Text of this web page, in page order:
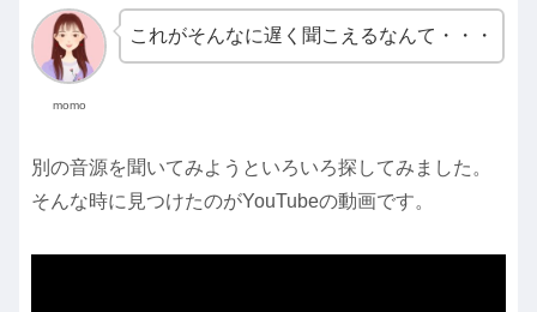
momo
これがそんなに遅く聞こえるなんて・・・
別の音源を聞いてみようといろいろ探してみました。
そんな時に見つけたのがYouTubeの動画です。